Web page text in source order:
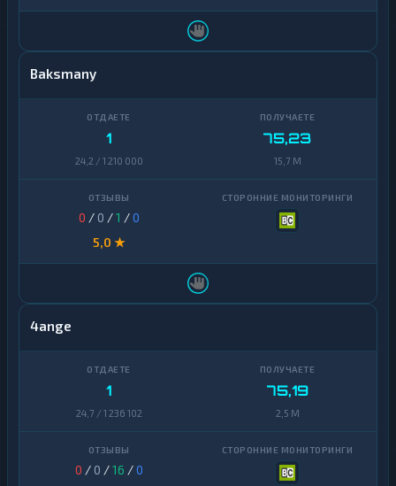
Baksmany
1
24,2 / 1 210 000
75,23
15,7 M
0 / 0 /1 /0
5,0 ★
4ange
1
24,7 / 1 236 102
75,19
2,5 M
0 / 0 /16 /0